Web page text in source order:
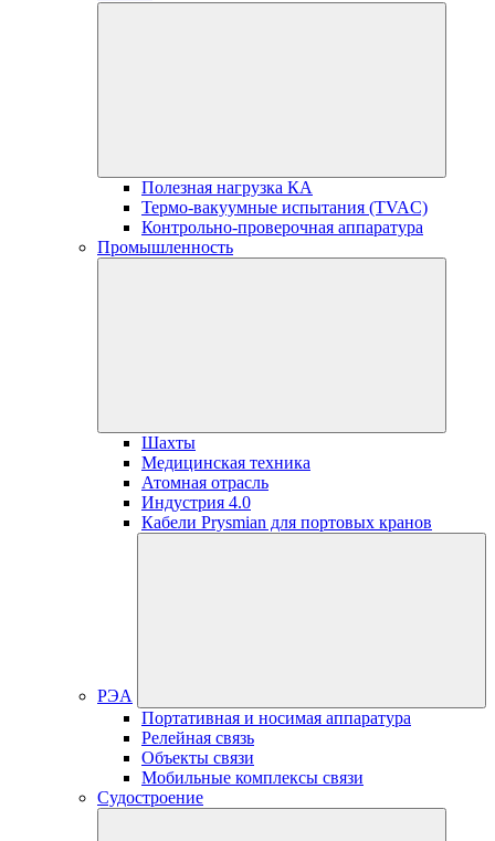
Полезная нагрузка КА
Термо-вакуумные испытания (TVAC)
Контрольно-проверочная аппаратура
Промышленность
Шахты
Медицинская техника
Атомная отрасль
Индустрия 4.0
Кабели Prysmian для портовых кранов
РЭА
Портативная и носимая аппаратура
Релейная связь
Объекты связи
Мобильные комплексы связи
Судостроение